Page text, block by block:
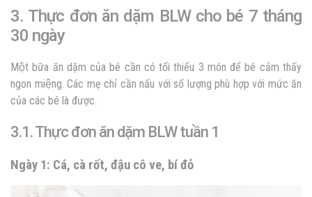
3. Thực đơn ăn dặm BLW cho bé 7 tháng
30 ngày
Một bữa ăn dặm của bé cần có tối thiểu 3 món để bé cảm thấy
ngon miệng. Các mẹ chỉ cần nấu với số lượng phù hợp với mức ăn
của các bé là được.
3.1. Thực đơn ăn dặm BLW tuần 1
Ngày 1: Cá, cà rốt, đậu cô ve, bí đỏ